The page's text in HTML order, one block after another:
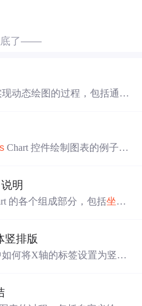
了——
动态绘图的过程，包括通过
Chart 控件绘制图表的例子，
明
的各个组成部分，包括坐标
竖排版
如何将X轴的标签设置为竖排